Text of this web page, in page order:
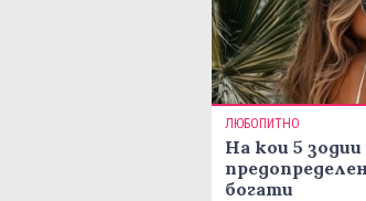
ЛЮБОПИТНО
На кои 5
богати